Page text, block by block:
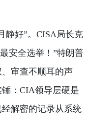
静好”。CISA局长克
安全选举！”特朗普
审查不顺耳的声
：CIA领导层硬是
解密的记录从系统